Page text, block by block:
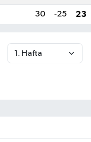
30 -25 23